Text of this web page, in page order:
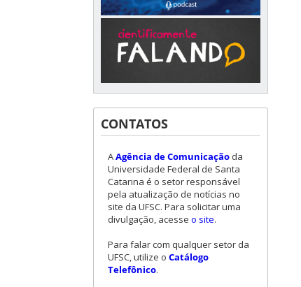
CONTATOS
AAgência de Comunicação da
Universidade Federal de Santa
Catarina é o setor responsável
pela atualização de notícias no
site da UFSC. Para solicitar uma
divulgação, acesse o site.
Para falar com qualquer setor da
UFSC, utilize o Catálogo
Telefônico.